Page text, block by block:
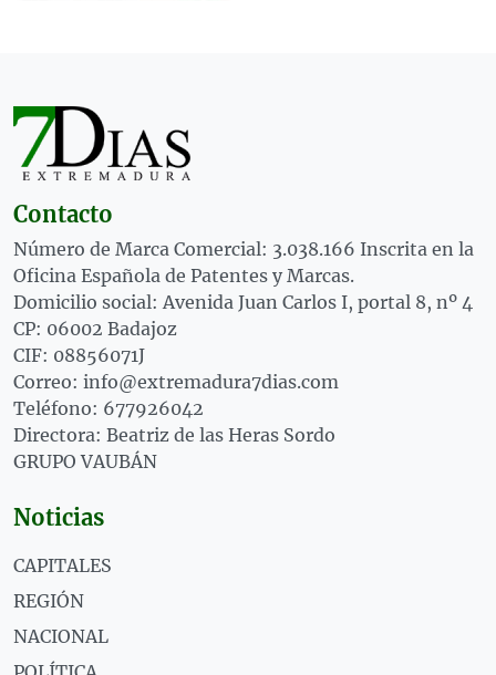
Contacto
Número de Marca Comercial: 3.038.166 Inscrita en la
Oficina Española de Patentes y Marcas.
Domicilio social: Avenida Juan Carlos I, portal 8, nº 4
CP: 06002 Badajoz
CIF: 08856071J
Correo: info@extremadura7dias.com
Teléfono: 677926042
Directora: Beatriz de las Heras Sordo
GRUPO VAUBÁN
Noticias
CAPITALES
REGIÓN
NACIONAL